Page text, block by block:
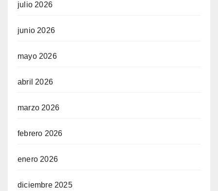
julio 2026
junio 2026
mayo 2026
abril 2026
marzo 2026
febrero 2026
enero 2026
diciembre 2025